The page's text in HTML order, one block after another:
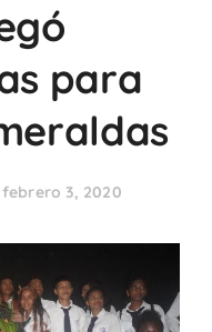
para
febrero 3, 2020